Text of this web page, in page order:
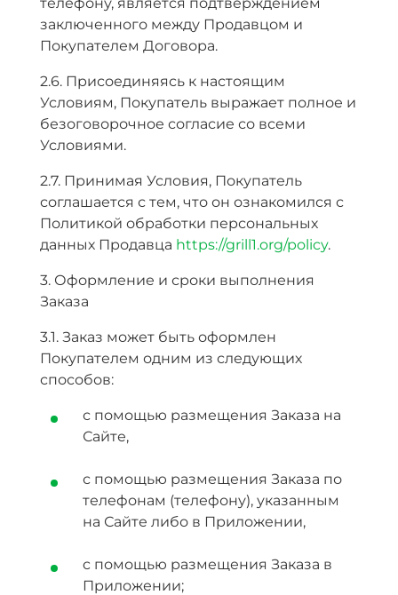
заключенного между Продавцом и
Покупателем Договора.
2.6. Присоединяясь к настоящим
Условиям, Покупатель выражает полное и
безоговорочное согласие со всеми
Условиями.
2.7. Принимая Условия, Покупатель
соглашается с тем, что он ознакомился с
Политикой обработки персональных
данных Продавца https://grill1.org/policy.
3. Оформление и сроки выполнения
Заказа
3.1. Заказ может быть оформлен
Покупателем одним из следующих
способов:
с помощью размещения Заказа на
Сайте,
с помощью размещения Заказа по
телефонам (телефону), указанным
на Сайте либо в Приложении,
c помощью размещения Заказа в
Приложении;